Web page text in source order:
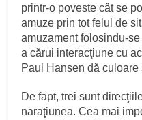
printr-o poveste cât se
amuze prin tot felul de
amuzament folosindu-
a cărui interacţiune cu
Paul Hansen dă culoare
De fapt, trei sunt
naraţiunea. Cea mai